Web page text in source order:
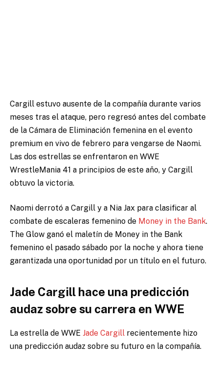
Cargill estuvo ausente de la compañía durante varios
meses tras el ataque, pero regresó antes del combate
de la Cámara de Eliminación femenina en el evento
premium en vivo de febrero para vengarse de Naomi.
Las dos estrellas se enfrentaron en WWE
WrestleMania 41 a principios de este año, y Cargill
obtuvo la victoria.
Naomi derrotó a Cargill y a Nia Jax para clasificar al
combate de escaleras femenino de Money in the Bank.
The Glow ganó el maletín de Money in the Bank
femenino el pasado sábado por la noche y ahora tiene
garantizada una oportunidad por un título en el futuro.
Jade Cargill hace una predicción
audaz sobre su carrera en WWE
La estrella de WWE Jade Cargill recientemente hizo
una predicción audaz sobre su futuro en la compañía.